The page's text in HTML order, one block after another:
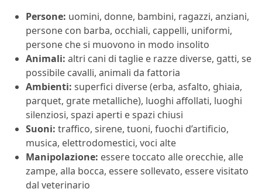
Persone: uomini, donne, bambini, ragazzi, anziani,
persone con barba, occhiali, cappelli, uniformi,
persone che si muovono in modo insolito
Animali: altri cani di taglie e razze diverse, gatti, se
possibile cavalli, animali da fattoria
Ambienti: superfici diverse (erba, asfalto, ghiaia,
parquet, grate metalliche), luoghi affollati, luoghi
silenziosi, spazi aperti e spazi chiusi
Suoni: traffico, sirene, tuoni, fuochi d’artificio,
musica, elettrodomestici, voci alte
Manipolazione: essere toccato alle orecchie, alle
zampe, alla bocca, essere sollevato, essere visitato
dal veterinario